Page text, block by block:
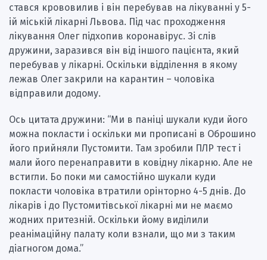
стався крововилив і він перебував на лікуванні у 5-
ій міській лікарні Львова. Під час проходження
лікування Олег підхопив коронавірус. Зі слів
дружини, заразився він від іншого пацієнта, який
перебував у лікарні. Оскільки відділення в якому
лежав Олег закрили на карантин – чоловіка
відправили додому.
Ось цитата дружини: “Ми в паніці шукали куди його
можна покласти і оскільки ми прописані в Оброшино
його прийняли Пустомити. Там зробили ПЛР тест і
мали його перенаправити в ковідну лікарню. Але не
встигли. Бо поки ми самостійно шукали куди
покласти чоловіка втратили орінторно 4-5 днів. До
лікарів і до Пустомитівської лікарні ми не маємо
жодних притезній. Оскільки йому виділили
реанімаційну палату коли взнали, що ми з таким
діагногом дома.”